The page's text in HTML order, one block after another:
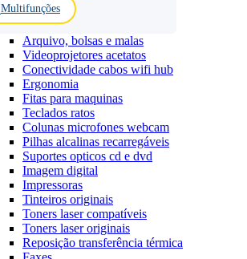
Multifunções
Arquivo, bolsas e malas
Videoprojetores acetatos
Conectividade cabos wifi hub
Ergonomia
Fitas para maquinas
Teclados ratos
Colunas microfones webcam
Pilhas alcalinas recarregáveis
Suportes opticos cd e dvd
Imagem digital
Impressoras
Tinteiros originais
Toners laser compatíveis
Toners laser originais
Reposição transferência térmica